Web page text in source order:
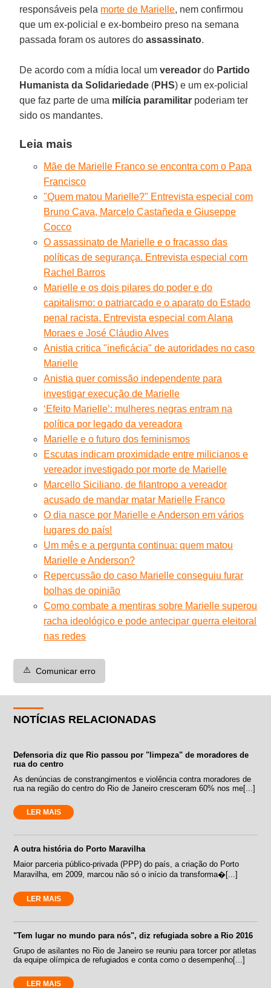
responsáveis pela morte de Marielle, nem confirmou
que um ex-policial e ex-bombeiro preso na semana
passada foram os autores doassassinato.
De acordo com a mídia local umvereador do Partido
Humanista da Solidariedade (PHS) e um ex-policial
que faz parte de uma milícia paramilitar poderiam ter
sido os mandantes.
Leia mais
Mãe de Marielle Franco se encontra com o Papa
Francisco
"Quem matou Marielle?" Entrevista especial com
Bruno Cava, Marcelo Castañeda e Giuseppe
Cocco
O assassinato de Marielle e o fracasso das
políticas de segurança. Entrevista especial com
Rachel Barros
Marielle e os dois pilares do poder e do
capitalismo: o patriarcado e o aparato do Estado
penal racista. Entrevista especial com Alana
Moraes e José Cláudio Alves
Anistia critica "ineficácia" de autoridades no caso
Marielle
Anistia quer comissão independente para
investigar execução de Marielle
‘Efeito Marielle’: mulheres negras entram na
política por legado da vereadora
Marielle e o futuro dos feminismos
Escutas indicam proximidade entre milicianos e
vereador investigado por morte de Marielle
Marcello Siciliano, de filantropo a vereador
acusado de mandar matar Marielle Franco
O dia nasce por Marielle e Anderson em vários
lugares do país!
Um mês e a pergunta continua: quem matou
Marielle e Anderson?
Repercussão do caso Marielle conseguiu furar
bolhas de opinião
Como combate a mentiras sobre Marielle superou
racha ideológico e pode antecipar guerra eleitoral
nas redes
⚠️ Comunicar erro
NOTÍCIAS RELACIONADAS
Defensoria diz que Rio passou por "limpeza" de moradores de
rua do centro
As denúncias de constrangimentos e violência contra moradores de
rua na região do centro do Rio de Janeiro cresceram 60% nos me[...]
LER MAIS
A outra história do Porto Maravilha
Maior parceria público-privada (PPP) do país, a criação do Porto
Maravilha, em 2009, marcou não só o início da transforma�[...]
LER MAIS
"Tem lugar no mundo para nós", diz refugiada sobre a Rio 2016
Grupo de asilantes no Rio de Janeiro se reuniu para torcer por atletas
da equipe olímpica de refugiados e conta como o desempenho[...]
LER MAIS